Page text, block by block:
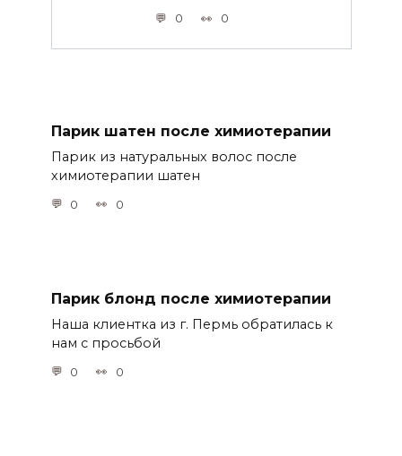
0 0
Парик шатен после химиотерапии
Парик из натуральных волос после
химиотерапии шатен
0 0
Парик блонд после химиотерапии
Наша клиентка из г. Пермь обратилась к
нам с просьбой
0 0